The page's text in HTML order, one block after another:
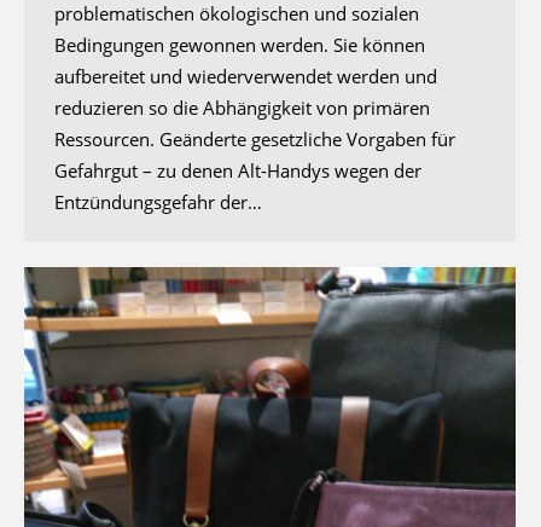
problematischen ökologischen und sozialen
Bedingungen gewonnen werden. Sie können
aufbereitet und wiederverwendet werden und
reduzieren so die Abhängigkeit von primären
Ressourcen. Geänderte gesetzliche Vorgaben für
Gefahrgut – zu denen Alt-Handys wegen der
Entzündungsgefahr der…